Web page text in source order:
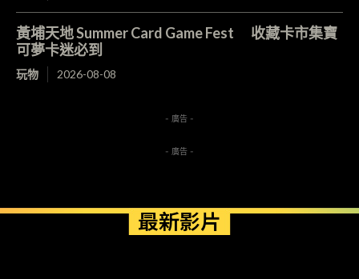
黃埔天地 Summer Card Game Fest 收藏卡市集寶
可夢卡迷必到
玩物 2026-08-08
- 廣告 -
- 廣告 -
最新影片